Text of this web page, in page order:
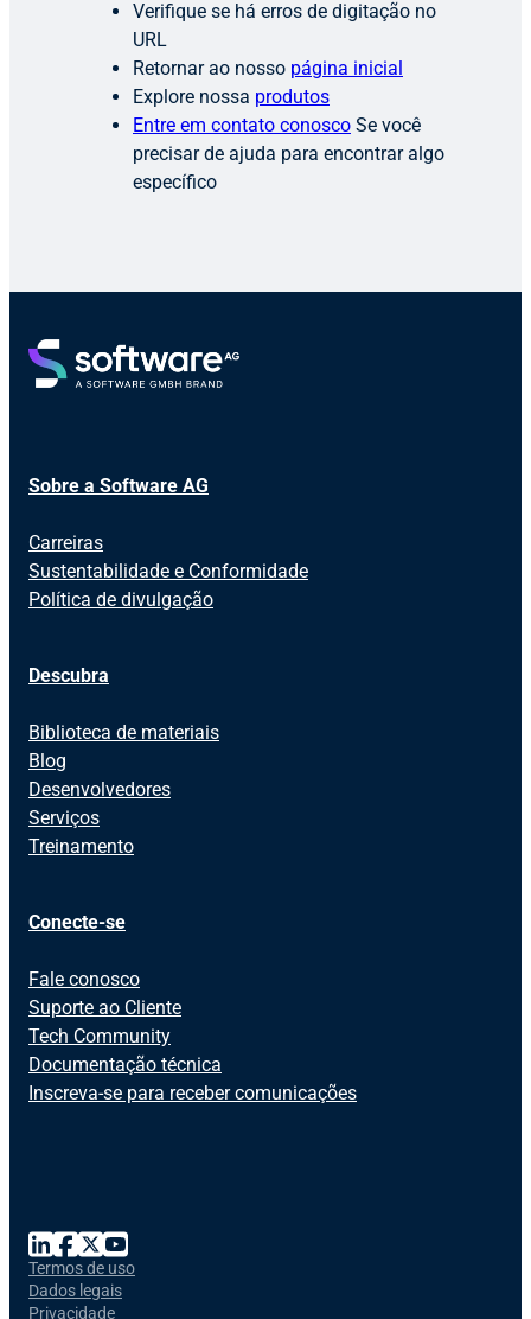
Verifique se há erros de digitação no
URL
Retornar ao nosso página inicial
Explore nossa produtos
Entre em contato conosco Se você
precisar de ajuda para encontrar algo
específico
Sobre a Software AG
Carreiras
Sustentabilidade e Conformidade
Política de divulgação
Descubra
Biblioteca de materiais
Blog
Desenvolvedores
Serviços
Treinamento
Conecte-se
Fale conosco
Suporte ao Cliente
Tech Community
Documentação técnica
Inscreva-se para receber comunicações
Termos de uso
Dados legais
Privacidade